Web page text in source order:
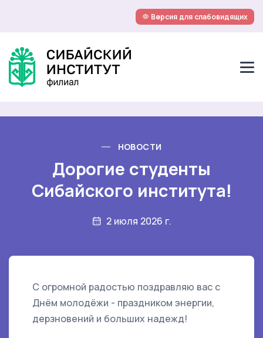
Версия для слабовидящих
НОВОСТИ
Дорогие студенты
Сибайского института!
2 июля 2026 г.
С огромной радостью поздравляю вас с
Днём молодёжи - праздником энергии,
дерзновений и больших надежд!